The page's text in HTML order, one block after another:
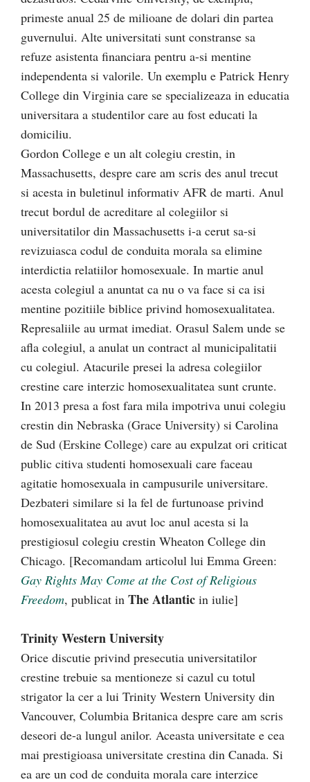
primeste anual 25 de milioane de dolari din partea
guvernului. Alte universitati sunt constranse sa
refuze asistenta financiara pentru a-si mentine
independenta si valorile. Un exemplu e Patrick Henry
College din Virginia care se specializeaza in educatia
universitara a studentilor care au fost educati la
domiciliu.
Gordon College e un alt colegiu crestin, in
Massachusetts, despre care am scris des anul trecut
si acesta in buletinul informativ AFR de marti. Anul
trecut bordul de acreditare al colegiilor si
universitatilor din Massachusetts i-a cerut sa-si
revizuiasca codul de conduita morala sa elimine
interdictia relatiilor homosexuale. In martie anul
acesta colegiul a anuntat ca nu o va face si ca isi
mentine pozitiile biblice privind homosexualitatea.
Represaliile au urmat imediat. Orasul Salem unde se
afla colegiul, a anulat un contract al municipalitatii
cu colegiul. Atacurile presei la adresa colegiilor
crestine care interzic homosexualitatea sunt crunte.
In 2013 presa a fost fara mila impotriva unui colegiu
crestin din Nebraska (Grace University) si Carolina
de Sud (Erskine College) care au expulzat ori criticat
public citiva studenti homosexuali care faceau
agitatie homosexuala in campusurile universitare.
Dezbateri similare si la fel de furtunoase privind
homosexualitatea au avut loc anul acesta si la
prestigiosul colegiu crestin Wheaton College din
Chicago. [Recomandam articolul lui Emma Green:
Gay Rights May Come at the Cost of Religious
Freedom, publicat in The Atlantic in iulie]
Trinity Western University
Orice discutie privind presecutia universitatilor
crestine trebuie sa mentioneze si cazul cu totul
strigator la cer a lui Trinity Western University din
Vancouver, Columbia Britanica despre care am scris
deseori de-a lungul anilor. Aceasta universitate e cea
mai prestigioasa universitate crestina din Canada. Si
ea are un cod de conduita morala care interzice